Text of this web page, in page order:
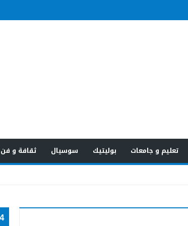
تعليم و جامعات بوليتيك سوسيال
ثقافة و فن